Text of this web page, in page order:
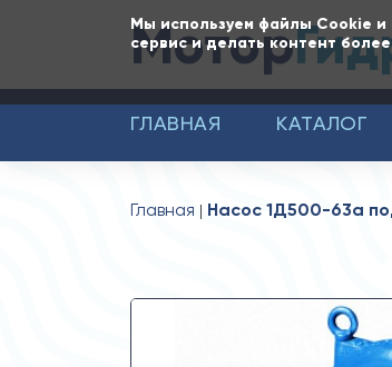
Мы используем файлы Cookie и
сервис и делать контент
Мотор
ГЛАВНАЯ КАТАЛОГ
Главная Насос 1Д500-63а